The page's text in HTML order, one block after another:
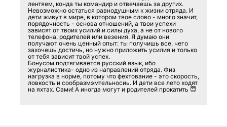
лентяем, конда ты командир и отвечаешь за других.
Невозможно остаться равнодушным к жизни отряда. И
дети живут в мире, в котором твое слово - много значит,
порядочность - основа отношений, а твои успехи
зависят от твоих усилий и силы духа, а не от нового
телефона, родителей или везения. Я думаю они
получают очень ценный опыт: ты получишь все, чего
захочешь достичь, но нужно приложить усилия и только
от тебя зависит твой успех.
Бонусом подтягивается русский язык, ибо
журналистика- одно из направлений отряда. Физ
нагрузка в норме, потому что фехтование - это скорость,
ловкость и сообразмэмтельносиь. И дети все лето ходят
на яхтах. Сами! А иногда могут и родителей прокатить 😇